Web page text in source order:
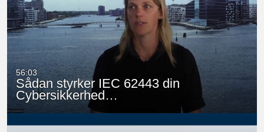
56:03
Sådan styrker IEC 62443 din
Cybersikkerhed…